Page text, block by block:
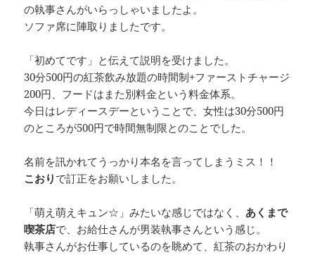
の執事さんがいらっしゃいましたよ。
ソファ席に陣取りましたです。
「初めてです」と伝えて説明を受けました。
30分500円の紅茶飲み放題の時間制+ファーストチャージ
200円、フードはまた別料金という料金体系。
今日はレディースデーということで、女性は30分500円
のところが500円で時間無制限とのことでした。
名前を訊かれてうっかり本名を言ってしまうミス！！
こおり で訂正をお願いしました。
「萌え萌えキュン☆」みたいな感じではなく、あくまで
喫茶店で、お給仕さんが男装執事さんという感じ。
執事さんがお仕事しているのを眺めて、紅茶のおかわり